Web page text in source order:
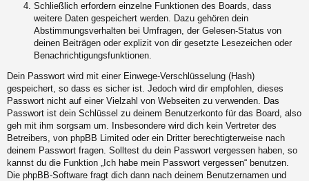
Schließlich erfordern einzelne Funktionen des Boards, dass
weitere Daten gespeichert werden. Dazu gehören dein
Abstimmungsverhalten bei Umfragen, der Gelesen-Status von
deinen Beiträgen oder explizit von dir gesetzte Lesezeichen oder
Benachrichtigungsfunktionen.
Dein Passwort wird mit einer Einwege-Verschlüsselung (Hash)
gespeichert, so dass es sicher ist. Jedoch wird dir empfohlen, dieses
Passwort nicht auf einer Vielzahl von Webseiten zu verwenden. Das
Passwort ist dein Schlüssel zu deinem Benutzerkonto für das Board, also
geh mit ihm sorgsam um. Insbesondere wird dich kein Vertreter des
Betreibers, von phpBB Limited oder ein Dritter berechtigterweise nach
deinem Passwort fragen. Solltest du dein Passwort vergessen haben, so
kannst du die Funktion „Ich habe mein Passwort vergessen“ benutzen.
Die phpBB-Software fragt dich dann nach deinem Benutzernamen und